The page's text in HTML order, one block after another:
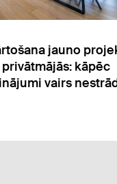
- kā pieņemt